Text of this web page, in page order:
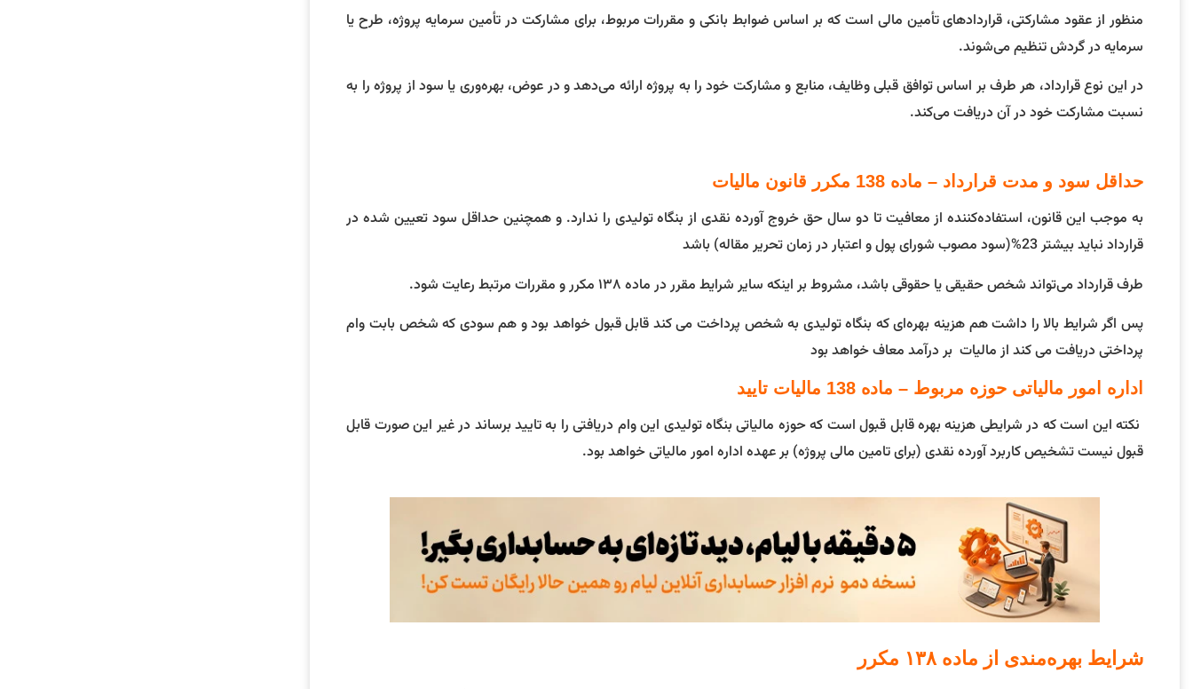
منظور از عقود مشارکتی، قراردادهای تأمین مالی است که بر اساس ضوابط بانکی و مقررات مربوط، برای مشارکت در تأمین سرمایه پروژه، طرح یا
سرمایه در گردش تنظیم می‌شوند.
در این نوع قرارداد، هر طرف بر اساس توافق قبلی وظایف، منابع و مشارکت خود را به پروژه ارائه می‌دهد و در عوض، بهره‌وری یا سود از پروژه را به
نسبت مشارکت خود در آن دریافت می‌کند.
حداقل سود و مدت قرارداد – ماده 138 مکرر قانون مالیات
به موجب این قانون، استفاده‌کننده از معافیت تا دو سال حق خروج آورده نقدی از بنگاه تولیدی را ندارد. و همچنین حداقل سود تعیین شده در
قرارداد نباید بیشتر 23%(سود مصوب شورای پول و اعتبار در زمان تحریر مقاله) باشد
طرف قرارداد می‌تواند شخص حقیقی یا حقوقی باشد، مشروط بر اینکه سایر شرایط مقرر در ماده ۱۳۸ مکرر و مقررات مرتبط رعایت شود.
پس اگر شرایط بالا را داشت هم هزینه بهره‌ای که بنگاه تولیدی به شخص پرداخت می کند قابل قبول خواهد بود و هم سودی که شخص بابت وام
پرداختی دریافت می کند از مالیات بر درآمد معاف خواهد بود
اداره امور مالیاتی حوزه مربوط – ماده 138 مالیات تایید
نکته این است که در شرایطی هزینه بهره قابل قبول است که حوزه مالیاتی بنگاه تولیدی این وام دریافتی را به تایید برساند در غیر این صورت قابل
قبول نیست تشخیص کاربرد آورده نقدی (برای تامین مالی پروژه) بر عهده اداره امور مالیاتی خواهد بود.
شرایط بهره‌مندی از ماده ۱۳۸ مکرر